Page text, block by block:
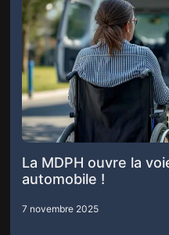
La MDPH ouvre la
automobile !
7 novembre 2025